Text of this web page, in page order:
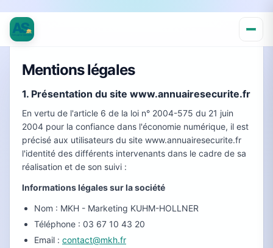
Mentions légales
1. Présentation du site www.annuairesecurite.fr
En vertu de l'article 6 de la loi n° 2004-575 du 21 juin
2004 pour la confiance dans l'économie numérique, il est
précisé aux utilisateurs du site www.annuairesecurite.fr
l'identité des différents intervenants dans le cadre de sa
réalisation et de son suivi :
Informations légales sur la société
Nom : MKH - Marketing KUHM-HOLLNER
Téléphone : 03 67 10 43 20
Email : contact@mkh.fr